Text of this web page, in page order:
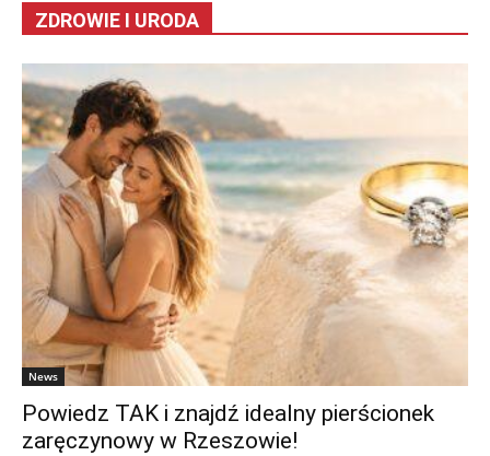
ZDROWIE I URODA
News
Powiedz TAK i znajdź idealny pierścionek
zaręczynowy w Rzeszowie!